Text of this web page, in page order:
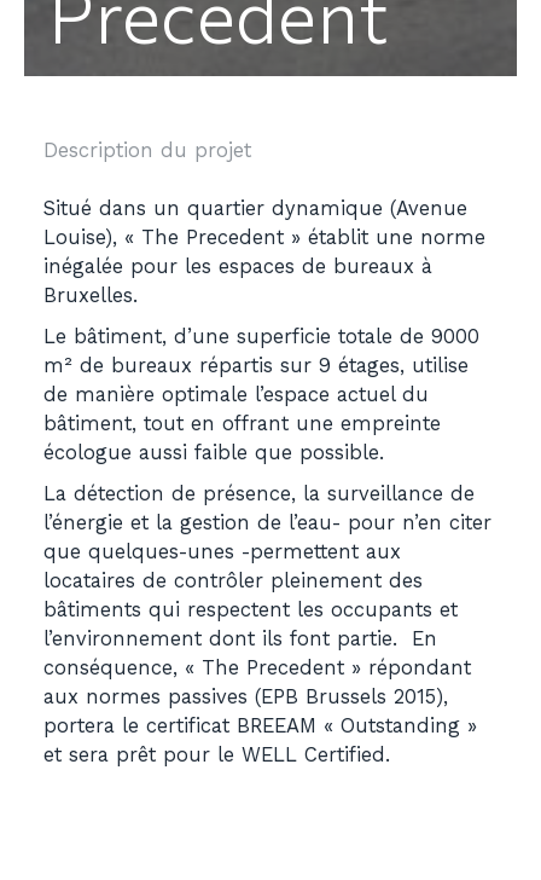
Description du projet
Situé dans un quartier dynamique (Avenue
Louise), « The Precedent » établit une norme
inégalée pour les espaces de bureaux à
Bruxelles.
Le bâtiment, d’une superficie totale de 9000
m² de bureaux répartis sur 9 étages, utilise
de manière optimale l’espace actuel du
bâtiment, tout en offrant une empreinte
écologue aussi faible que possible.
La détection de présence, la surveillance de
l’énergie et la gestion de l’eau- pour n’en citer
que quelques-unes -permettent aux
locataires de contrôler pleinement des
bâtiments qui respectent les occupants et
l’environnement dont ils font partie. En
conséquence, « The Precedent » répondant
aux normes passives (EPB Brussels 2015),
portera le certificat BREEAM « Outstanding »
et sera prêt pour le WELL Certified.